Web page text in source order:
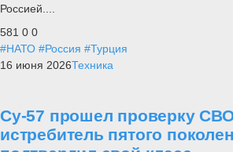
Россией....
581 0 0
#НАТО #Россия #Турция
16 июня 2026Техника
Су-57 прошел проверку
истребитель пятого